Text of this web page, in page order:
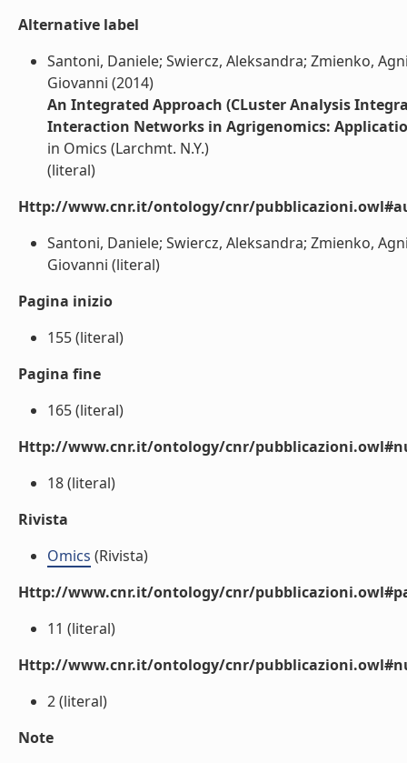
Alternative label
Santoni, Daniele; Swiercz, Aleksandra; Zmienko,
Giovanni (2014)
An Integrated Approach (CLuster Analysis
Interaction Networks in Agrigenomics:
in Omics (Larchmt. N.Y.)
(literal)
Http://www.cnr.it/ontology/cnr/
Santoni, Daniele; Swiercz, Aleksandra; Zmienko,
Giovanni (literal)
Pagina inizio
155 (literal)
Pagina fine
165 (literal)
Http://www.cnr.it/ontology/cnr/
18 (literal)
Rivista
Omics (Rivista)
Http://www.cnr.it/ontology/cnr/
11 (literal)
Http://www.cnr.it/ontology/cnr/
2 (literal)
Note